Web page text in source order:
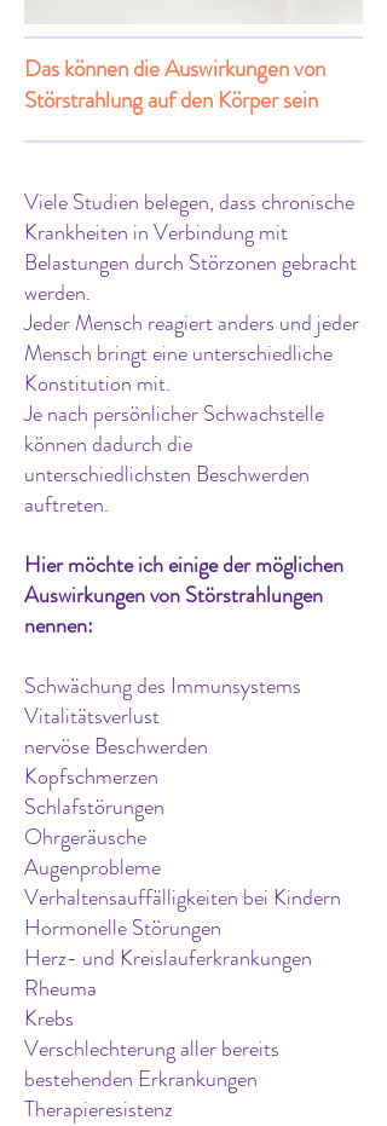
Das können die Auswirkungen von
Störstrahlung auf den Körper sein
Viele Studien belegen, dass chronische
Krankheiten in Verbindung mit
Belastungen durch Störzonen gebracht
werden.
Jeder Mensch reagiert anders und jeder
Mensch bringt eine unterschiedliche
Konstitution mit.
Je nach persönlicher Schwachstelle
können dadurch die
unterschiedlichsten Beschwerden
auftreten.
Hier möchte ich einige der möglichen
Auswirkungen von Störstrahlungen
nennen:
Schwächung des Immunsystems
Vitalitätsverlust
nervöse Beschwerden
Kopfschmerzen
Schlafstörungen
Ohrgeräusche
Augenprobleme
Verhaltensauffälligkeiten bei Kindern
Hormonelle Störungen
Herz- und Kreislauferkrankungen
Rheuma
Krebs
Verschlechterung aller bereits
bestehenden Erkrankungen
Therapieresistenz